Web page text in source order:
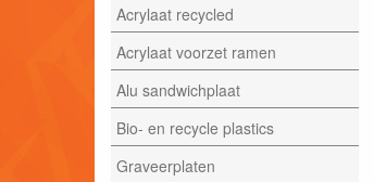
Acrylaat recycled
Acrylaat voorzet ramen
Alu sandwichplaat
Bio- en recycle plastics
Graveerplaten